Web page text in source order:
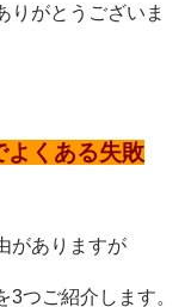
りがとうございま
よくある失敗
がありますが
つご紹介します。